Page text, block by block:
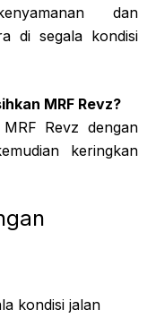
dan
di segala kondisi
MRF Revz?
Revz dengan
keringkan
kondisi jalan